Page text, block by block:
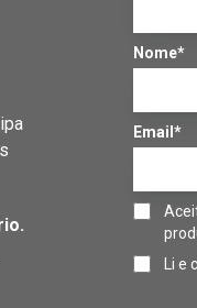
Nome*
Email*
Li